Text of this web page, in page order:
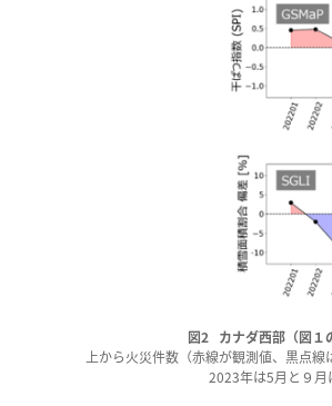
図2 カナダ西部（図１
上から火災件数（赤線が観測値、黒点
2023年は5月と９月